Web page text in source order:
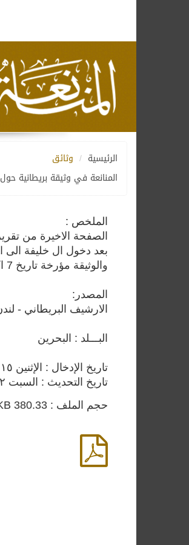
الرئيسية
وثائق
المنانعة في وثيقة بريطانية
الملخص :
الصفحة الاخيرة من
بعد دخول ال خليفة الى
والوثيقة مؤرخة تاريخ 7 اكتوبر 1872 م
المصدر:
الارشيف البريطاني -
البـــلد : البحرين
تاريخ الإدخال : الإثنين ١٥ / ديسمبر / ٢٠٠٨
تاريخ التحديث : السبت ٠٢ / نوفمبر / ٢٠١٣
حجم الملف : 380.33 KB